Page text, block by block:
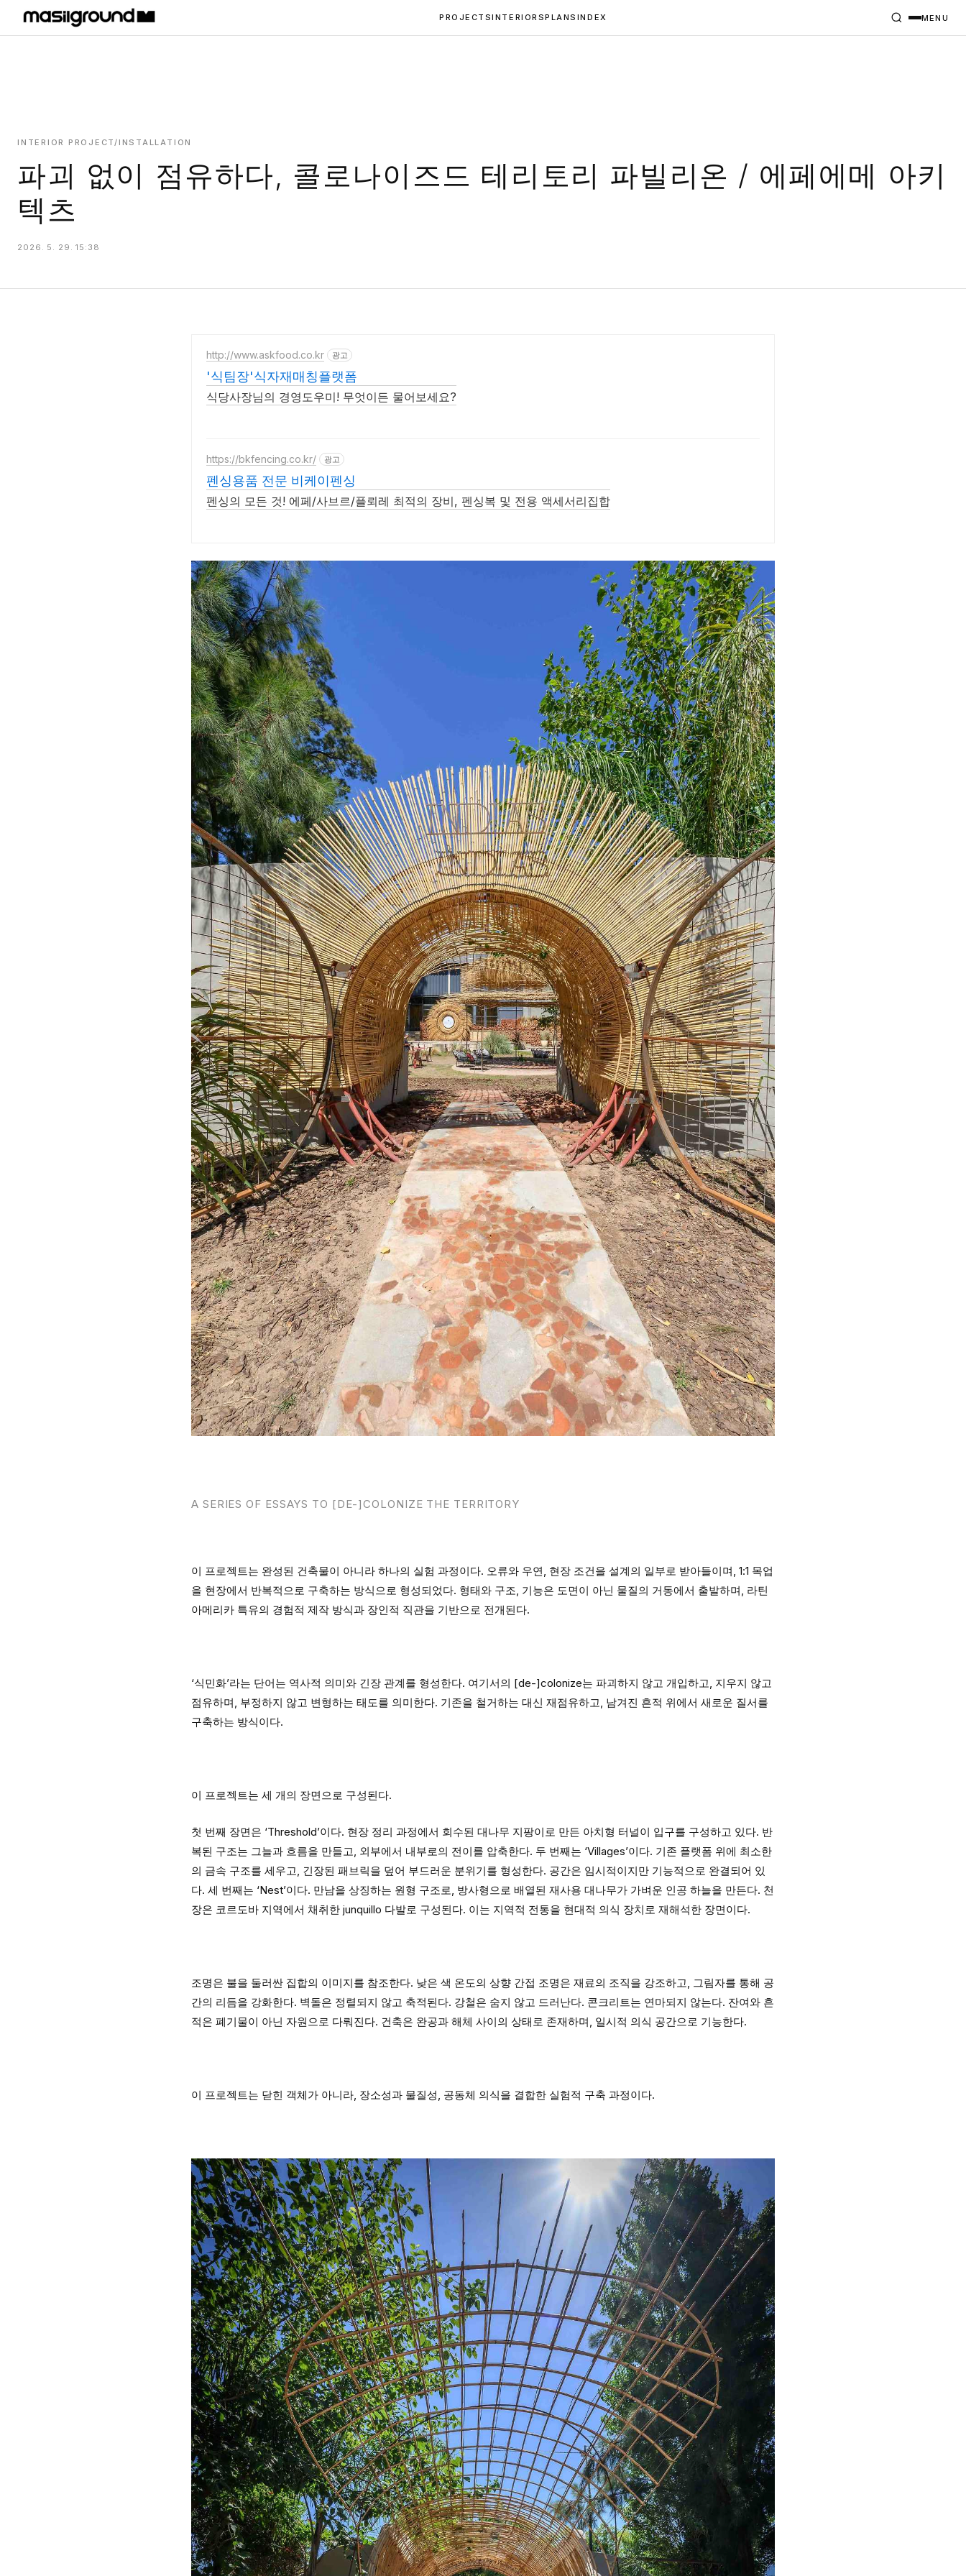
HOME
PLANS
INDEX
MASILWIDE
PROJECTSINTERIORSPLANS INDEX MENU
INTERIOR PROJECT/INSTALLATION
파괴 없이 점유하다, 콜로나이즈드 테리토리 파빌리온 / 에페에메 아키
텍츠
2026. 5. 29. 15:38
http://www.askfood.co.kr 광고
'식팀장'식자재매칭플랫폼
식당사장님의 경영도우미! 무엇이든 물어보세요?
https://bkfencing.co.kr/ 광고
펜싱용품 전문 비케이펜싱
펜싱의 모든 것! 에페/사브르/플뢰레 최적의 장비, 펜싱복 및 전용 액세서리집합
A SERIES OF ESSAYS TO [DE-]COLONIZE THE TERRITORY
이 프로젝트는 완성된 건축물이 아니라 하나의 실험 과정이다. 오류와 우연, 현장 조건을 설계의 일부로 받아들이며, 1:1 목업
을 현장에서 반복적으로 구축하는 방식으로 형성되었다. 형태와 구조, 기능은 도면이 아닌 물질의 거동에서 출발하며, 라틴
아메리카 특유의 경험적 제작 방식과 장인적 직관을 기반으로 전개된다.
‘식민화’라는 단어는 역사적 의미와 긴장 관계를 형성한다. 여기서의 [de-]colonize는 파괴하지 않고 개입하고, 지우지 않고
점유하며, 부정하지 않고 변형하는 태도를 의미한다. 기존을 철거하는 대신 재점유하고, 남겨진 흔적 위에서 새로운 질서를
구축하는 방식이다.
이 프로젝트는 세 개의 장면으로 구성된다.
첫 번째 장면은 ‘Threshold’이다. 현장 정리 과정에서 회수된 대나무 지팡이로 만든 아치형 터널이 입구를 구성하고 있다. 반
복된 구조는 그늘과 흐름을 만들고, 외부에서 내부로의 전이를 압축한다. 두 번째는 ‘Villages’이다. 기존 플랫폼 위에 최소한
의 금속 구조를 세우고, 긴장된 패브릭을 덮어 부드러운 분위기를 형성한다. 공간은 임시적이지만 기능적으로 완결되어 있
다. 세 번째는 ‘Nest’이다. 만남을 상징하는 원형 구조로, 방사형으로 배열된 재사용 대나무가 가벼운 인공 하늘을 만든다. 천
장은 코르도바 지역에서 채취한 junquillo 다발로 구성된다. 이는 지역적 전통을 현대적 의식 장치로 재해석한 장면이다.
조명은 불을 둘러싼 집합의 이미지를 참조한다. 낮은 색 온도의 상향 간접 조명은 재료의 조직을 강조하고, 그림자를 통해 공
간의 리듬을 강화한다. 벽돌은 정렬되지 않고 축적된다. 강철은 숨지 않고 드러난다. 콘크리트는 연마되지 않는다. 잔여와 흔
적은 폐기물이 아닌 자원으로 다뤄진다. 건축은 완공과 해체 사이의 상태로 존재하며, 일시적 의식 공간으로 기능한다.
이 프로젝트는 닫힌 객체가 아니라, 장소성과 물질성, 공동체 의식을 결합한 실험적 구축 과정이다.